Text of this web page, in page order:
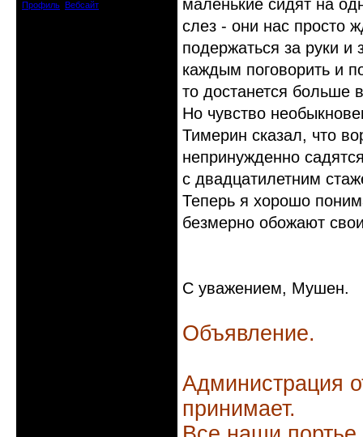
Профиль Вебсайт
маленькие сидят на
слез - они нас просто
подержаться за руки и
каждым поговорить и
то достанется больше
Но чувство
Тимерин сказал, что
непринужденно
с двадцатилетним
Теперь я хорошо
безмерно обожают
С уважением, Мушен.
Объявление.
Администрация
принимает.